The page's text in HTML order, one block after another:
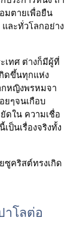
มตายเพื่อยืน
ละทั่วโลกอย่าง
เทศ ต่างก็มีผู้ที่
ดขึ้นทุกแห่ง
กหญิงพรหมจา
ยๆจนเกือบ
ดใน ความเชื่อ
ป็นเรื่องจริงทั้ง
ซูคริสต์ทรงเกิด
าโลต่อ